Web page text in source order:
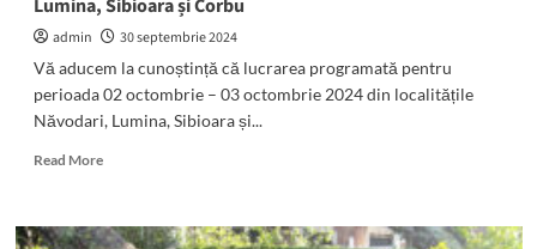
pe
bătăuș
drogurile
pe
masă
Lumina, Sibioara și Corbu
admin
30 septembrie 2024
Vă aducem la cunoștință că lucrarea programată pentru
perioada 02 octombrie – 03 octombrie 2024 din localitățile
Năvodari, Lumina, Sibioara și...
Read MoreRead
A